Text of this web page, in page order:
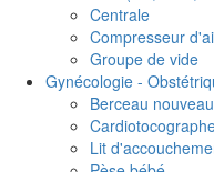
Centrale
Compresseur
Groupe de vide
Gynécologie -
Berceau
Lit